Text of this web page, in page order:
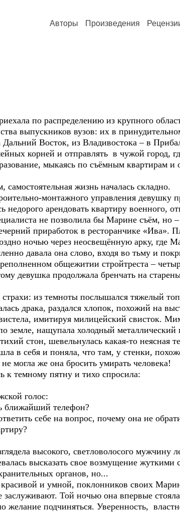
Авторы Произведения
по распределению из крупного
выпускников вузов: их в
Восток, из Владивостока – в
корней и отправлять в чужой город,
мыкаясь по съёмным квартирам и
жизнь началась складно.
монтажного управления
недорого арендовать квартиру военного,
не позволила бы Марине съём, но
приработок в ресторанчике «Ива».
ночью через неосвещённую арку, где
давала она слово, входя во тьму и
общежитии стройтреста –
девушка продолжала бренчать на
из темноты послышался тяжелый
драка, раздался хлопок, похожий на
имитируя милицейский свисток.
земле, нащупала холодный металлический
стон, шевельнулась какая-то неясная
в себя и поняла, что там, у стенки,
могла же она бросить умирать человека!
темному пятну и тихо спросила:
голос:
телефон?
себе на вопрос, почему она не
высокого, светловолосого мужчину
высказать свое возмущение
органов, но...
и умной, поклонников своих
Той ночью она впервые
желание подчиняться. Уверенность,